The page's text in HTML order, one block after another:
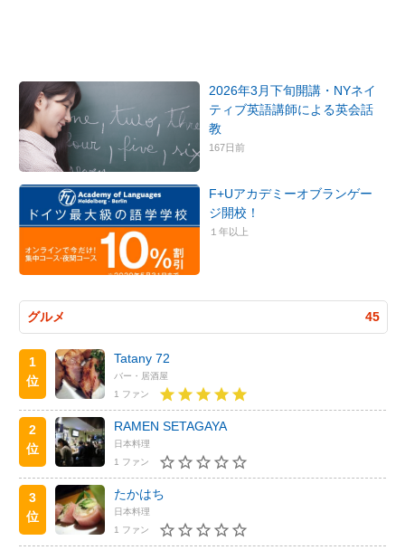
2026年3月下旬開講・NYネイ
ティブ英語講師による英会話
教
167日前
F+Uアカデミーオブランゲー
ジ開校！
１年以上
グルメ 45
1
位
Tatany 72
バー・居酒屋
1 ファン
2
位
RAMEN SETAGAYA
日本料理
1 ファン
3
位
たかはち
日本料理
1 ファン